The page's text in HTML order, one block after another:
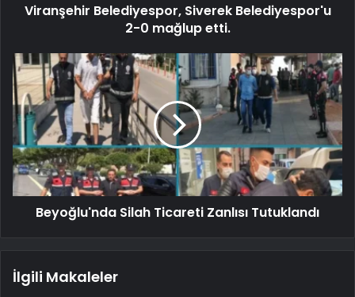
Viranşehir Belediyespor, Siverek Belediyespor'u
2-0 mağlup etti.
Beyoğlu'nda Silah Ticareti Zanlısı Tutuklandı
İlgili Makaleler